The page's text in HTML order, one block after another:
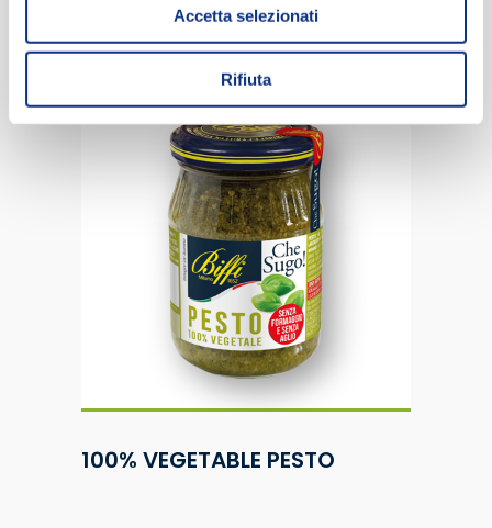
Accetta selezionati
Rifiuta
100% VEGETABLE PESTO